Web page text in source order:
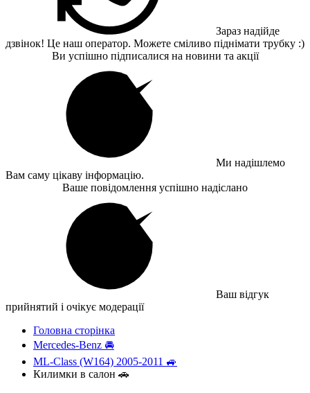
Зараз надійде
дзвінок! Це наш оператор. Можете сміливо піднімати трубку :)
Ви успішно підписалися на новини та акції
Ми надішлемо
Вам саму цікаву інформацію.
Ваше повідомлення успішно надіслано
Ваш відгук
прийнятий і очікує модерації
Головна сторінка
Mercedes-Benz 🚘
ML-Class (W164) 2005-2011 🚙
Килимки в салон 🚗